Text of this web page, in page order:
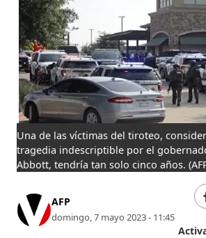
Una de las víctimas del tiroteo,
tragedia indescriptible por el
Abbott, tendría tan solo cinco años.
AFP
domingo, 7 mayo 2023 - 11:45